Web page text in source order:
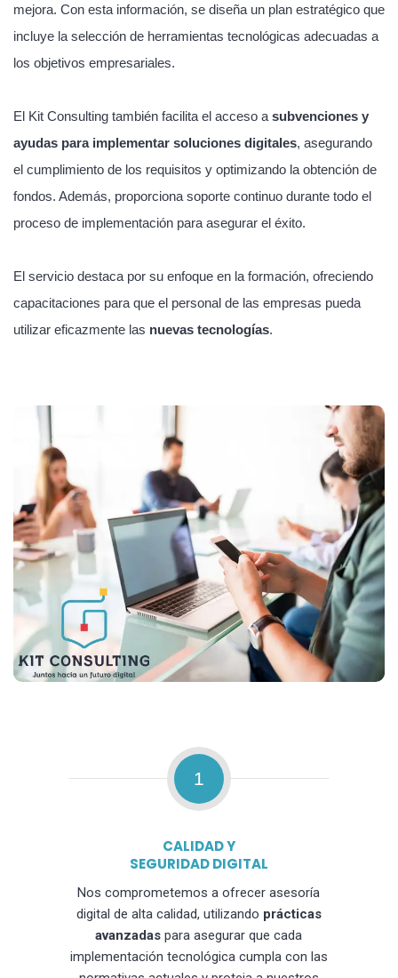
mejora. Con esta información, se diseña un plan estratégico que
incluye la selección de herramientas tecnológicas adecuadas a
los objetivos empresariales.
El Kit Consulting también facilita el acceso a subvenciones y
ayudas para implementar soluciones digitales, asegurando
el cumplimiento de los requisitos y optimizando la obtención de
fondos. Además, proporciona soporte continuo durante todo el
proceso de implementación para asegurar el éxito.
El servicio destaca por su enfoque en la formación, ofreciendo
capacitaciones para que el personal de las empresas pueda
utilizar eficazmente las nuevas tecnologías.
1
CALIDAD Y
SEGURIDAD DIGITAL
Nos comprometemos a ofrecer asesoría
digital de alta calidad, utilizando prácticas
avanzadas para asegurar que cada
implementación tecnológica cumpla con las